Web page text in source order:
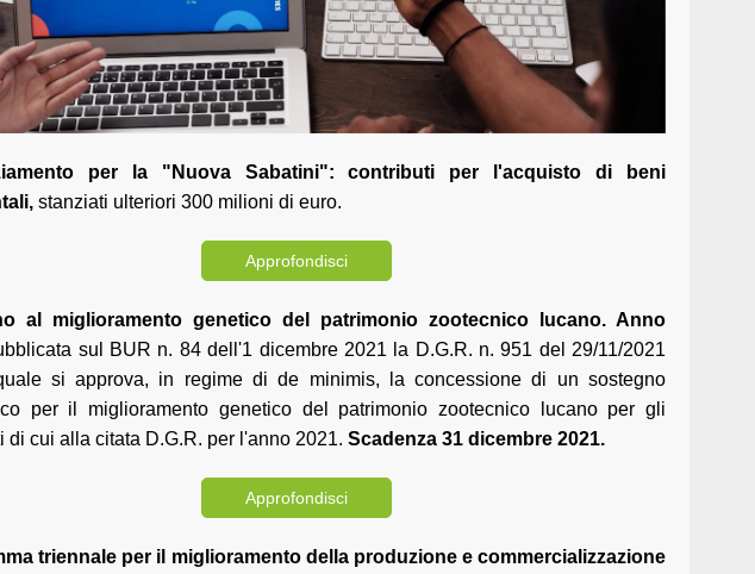
per la "Nuova Sabatini": contributi per l'acquisto di beni
stanziati ulteriori 300 milioni di euro.
Approfondisci
al miglioramento genetico del patrimonio zootecnico lucano. Anno
sul BUR n. 84 dell'1 dicembre 2021 la D.G.R. n. 951 del 29/11/2021
si approva, in regime di de minimis, la concessione di un sostegno
per il miglioramento genetico del patrimonio zootecnico lucano per gli
di cui alla citata D.G.R. per l'anno 2021. Scadenza 31 dicembre 2021.
Approfondisci
triennale per il miglioramento della produzione e commercializzazione